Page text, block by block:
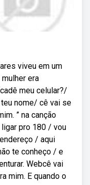
viveu em um
era
meu celular?/
nome/ cê vai se
” na canção
ligar pro 180 / vou
/ aqui
te conheço / e
Webcê vai
mim. E quando o